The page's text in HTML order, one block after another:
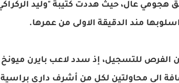
هجومي عال، حيث هددت كتيبة "وليد
مند الدقيقة الاولى من عمرها.
الفرص للتسجيل، إذ سدد لاعب بايرن ميونخ
الى محاولتين لكل من أشرف داري